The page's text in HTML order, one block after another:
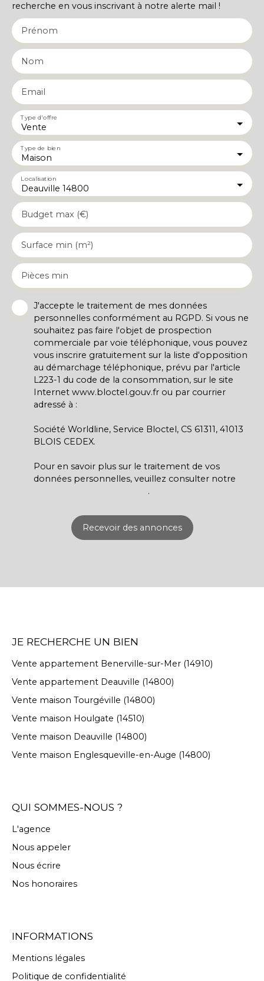
recherche en vous inscrivant à notre alerte mail !
Prénom
Nom
Email
Vente
Type d'offre
Maison
Type de bien
Deauville 14800
Localisation
Budget max (€)
Surface min (m²)
Pièces min
J'accepte le traitement de mes données
personnelles conformément au RGPD. Si vous ne
souhaitez pas faire l'objet de prospection
commerciale par voie téléphonique, vous pouvez
vous inscrire gratuitement sur la liste d'opposition
au démarchage téléphonique, prévu par l'article
L223-1 du code de la consommation, sur le site
Internet www.bloctel.gouv.fr ou par courrier
adressé à :
Société Worldline, Service Bloctel, CS 61311, 41013
BLOIS CEDEX.
Pour en savoir plus sur le traitement de vos
données personnelles, veuillez consulter notre
.
Recevoir des annonces
JE RECHERCHE UN BIEN
Vente appartement Benerville-sur-Mer (14910)
Vente appartement Deauville (14800)
Vente maison Tourgéville (14800)
Vente maison Houlgate (14510)
Vente maison Deauville (14800)
Vente maison Englesqueville-en-Auge (14800)
QUI SOMMES-NOUS ?
L'agence
Nous appeler
Nous écrire
Nos honoraires
INFORMATIONS
Mentions légales
Politique de confidentialité